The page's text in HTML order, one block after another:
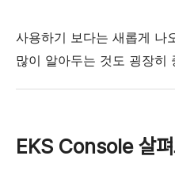
사용하기 보다는 새롭게 나
많이 알아두는 것도 굉장히
EKS Console 살펴